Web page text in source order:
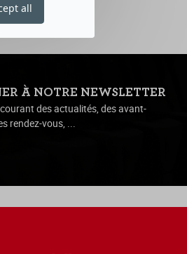
À NOTRE NEWSLETTER
des actualités, des avant-
rendez-vous, ...
all